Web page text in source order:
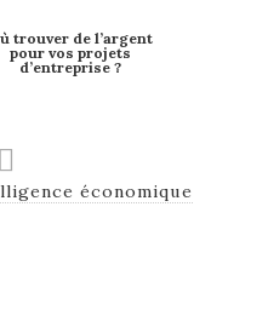
trouver de l’argent
pour vos projets
d’entreprise ?
économique